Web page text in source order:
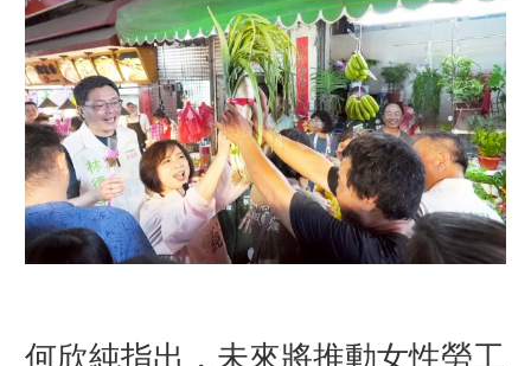
何欣純指出，未來將推動女性勞工